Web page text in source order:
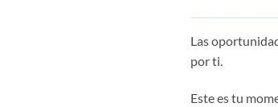
Las
por ti.
Este es tu